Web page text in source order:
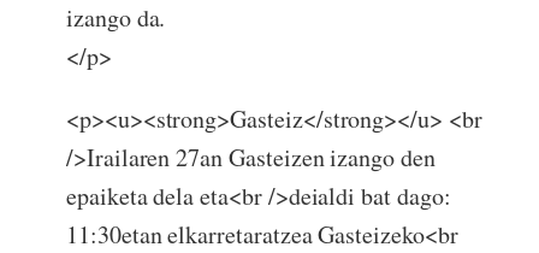
izango da.
</p>
<p><u><strong>Gasteiz</strong></u> <br
/>Irailaren 27an Gasteizen izango den
epaiketa dela eta<br />deialdi bat dago:
11:30etan elkarretaratzea Gasteizeko<br